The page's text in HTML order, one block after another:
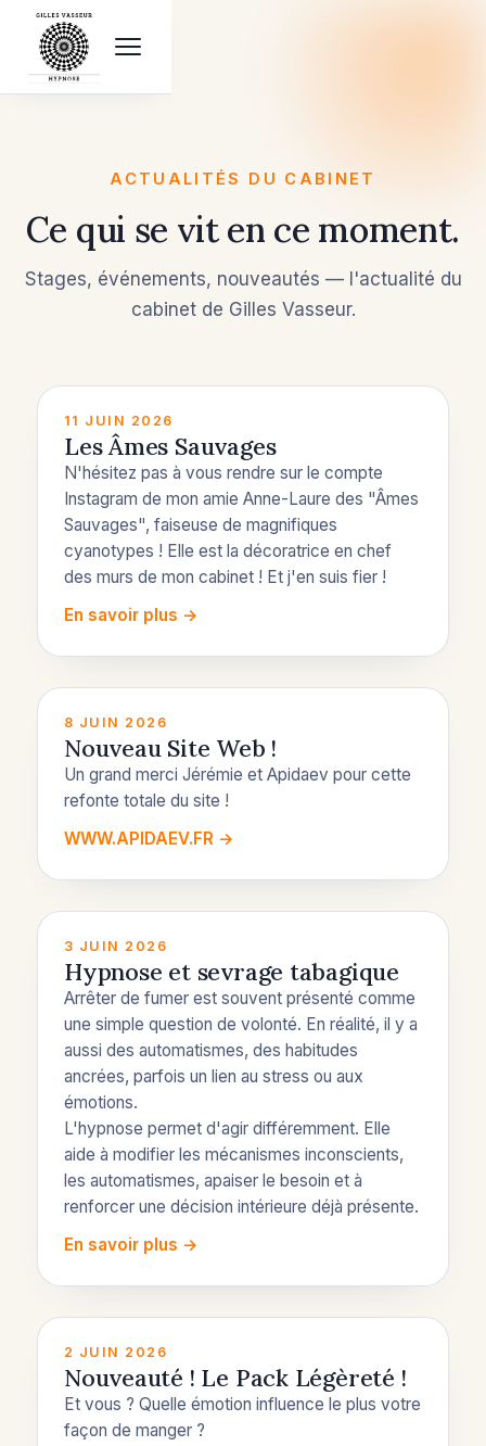
ACTUALITÉS DU CABINET
Ce qui se vit en ce moment.
Stages, événements, nouveautés — l'actualité du
cabinet de Gilles Vasseur.
11 JUIN 2026
Les Âmes Sauvages
N'hésitez pas à vous rendre sur le compte
Instagram de mon amie Anne-Laure des "Âmes
Sauvages", faiseuse de magnifiques
cyanotypes ! Elle est la décoratrice en chef
des murs de mon cabinet ! Et j'en suis fier !
En savoir plus →
8 JUIN 2026
Nouveau Site Web !
Un grand merci Jérémie et Apidaev pour cette
refonte totale du site !
WWW.APIDAEV.FR →
3 JUIN 2026
Hypnose et sevrage tabagique
Arrêter de fumer est souvent présenté comme
une simple question de volonté. En réalité, il y a
aussi des automatismes, des habitudes
ancrées, parfois un lien au stress ou aux
émotions.
L'hypnose permet d'agir différemment. Elle
aide à modifier les mécanismes inconscients,
les automatismes, apaiser le besoin et à
renforcer une décision intérieure déjà présente.
En savoir plus →
2 JUIN 2026
Nouveauté ! Le Pack Légèreté !
Et vous ? Quelle émotion influence le plus votre
façon de manger ?